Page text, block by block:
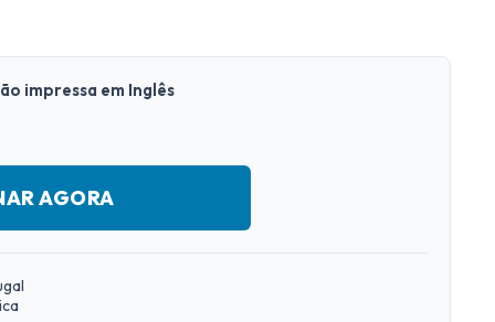
impressa em Inglês
AGORA